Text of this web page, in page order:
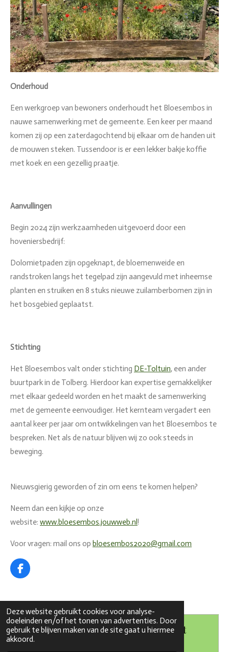
Deze website gebruikt cookies voor analyse-
doeleinden en/of het tonen van advertenties. Door
gebruik te blijven maken van de site gaat u hiermee
akkoord.
Onderhoud
Een werkgroep van bewoners onderhoudt het Bloesembos in
nauwe samenwerking met de gemeente. Een keer per maand
komen zij op een zaterdagochtend bij elkaar om de handen uit
de mouwen steken. Tussendoor is er een lekker bakje koffie
met koek en een gezellig praatje.
Aanvullingen
Begin 2024 zijn werkzaamheden uitgevoerd door een
hoveniersbedrijf:
Dolomietpaden zijn opgeknapt, de bloemenweide en
randstroken langs het tegelpad zijn aangevuld met inheemse
planten en struiken en 8 stuks nieuwe zuilamberbomen zijn in
het bosgebied geplaatst.
Stichting
Het Bloesembos valt onder stichting DE-Toltuin, een ander
buurtpark in de Tolberg. Hierdoor kan expertise gemakkelijker
met elkaar gedeeld worden en het maakt de samenwerking
met de gemeente eenvoudiger. Het kernteam vergadert een
aantal keer per jaar om ontwikkelingen van het Bloesembos te
bespreken. Net als de natuur blijven wij zo ook steeds in
beweging.
Nieuwsgierig geworden of zin om eens te komen helpen?
Neem dan een kijkje op onze
website: www.bloesembos.jouwweb.nl!
Voor vragen: mail ons op bloesembos2020@gmail.com
F
a
e
b
o
o
k
Maak jouw eigen website met